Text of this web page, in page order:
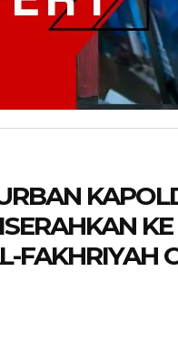
KE
FAKHRIYAH